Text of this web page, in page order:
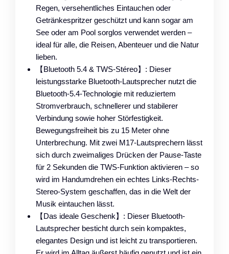
Regen, versehentliches Eintauchen oder
Getränkespritzer geschützt und kann sogar am
See oder am Pool sorglos verwendet werden –
ideal für alle, die Reisen, Abenteuer und die Natur
lieben.
【Bluetooth 5.4 & TWS-Stéreo】: Dieser
leistungsstarke Bluetooth-Lautsprecher nutzt die
Bluetooth-5.4-Technologie mit reduziertem
Stromverbrauch, schnellerer und stabilerer
Verbindung sowie hoher Störfestigkeit.
Bewegungsfreiheit bis zu 15 Meter ohne
Unterbrechung. Mit zwei M17-Lautsprechern lässt
sich durch zweimaliges Drücken der Pause-Taste
für 2 Sekunden die TWS-Funktion aktivieren – so
wird im Handumdrehen ein echtes Links-Rechts-
Stereo-System geschaffen, das in die Welt der
Musik eintauchen lässt.
【Das ideale Geschenk】: Dieser Bluetooth-
Lautsprecher besticht durch sein kompaktes,
elegantes Design und ist leicht zu transportieren.